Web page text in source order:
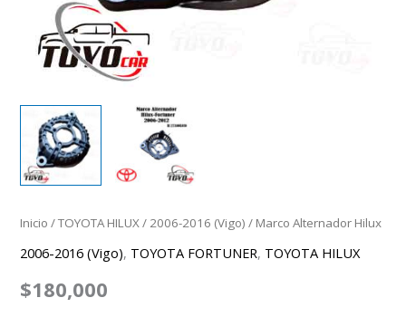
Inicio /TOYOTA HILUX/ 2006-2016 (Vigo) / Marco Alternador Hilux
2006-2016 (Vigo), TOYOTA FORTUNER, TOYOTA HILUX
$180,000